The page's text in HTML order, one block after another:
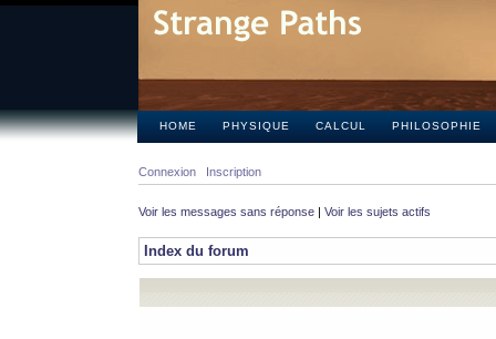
HOME PHYSIQUE CALCUL PHILOSOPHIE
Connexion Inscription
Voir les messages sans réponse | Voir les sujets actifs
Index du forum